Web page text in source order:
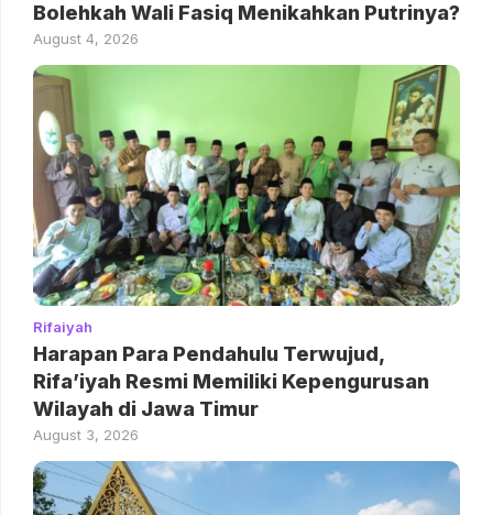
Bolehkah Wali Fasiq Menikahkan Putrinya?
August 4, 2026
Rifaiyah
Harapan Para Pendahulu Terwujud,
Rifa’iyah Resmi Memiliki Kepengurusan
Wilayah di Jawa Timur
August 3, 2026